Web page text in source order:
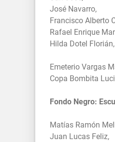
José Navarro,
Francisco Alberto
Rafael Enrique
Hilda Dotel
Emeterio Vargas
Copa Bombita
Fondo Negro:
Matías Ramón
Juan Lucas Feliz,